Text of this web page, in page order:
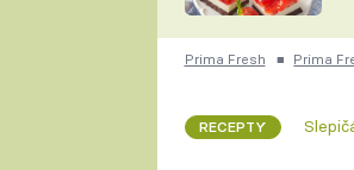
Prima Fresh ■ Prima
RECEPTY